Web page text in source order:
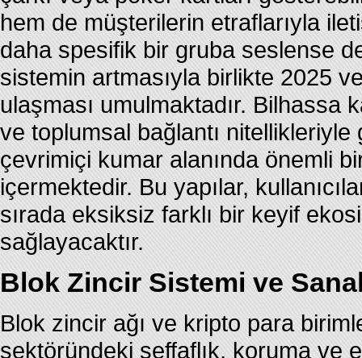
hem de müşterilerin etraflarıyla
daha spesifik bir gruba seslense
sistemin artmasıyla birlikte 2025
ulaşması umulmaktadır. Bilhassa
ve toplumsal bağlantı
çevrimiçi kumar alanında önemli
içermektedir. Bu yapılar,
sırada eksiksiz farklı bir keyif
sağlayacaktır.
Blok Zincir Sistemi ve
Blok zincir ağı ve kripto para
sektöründeki şeffaflık, koruma ve